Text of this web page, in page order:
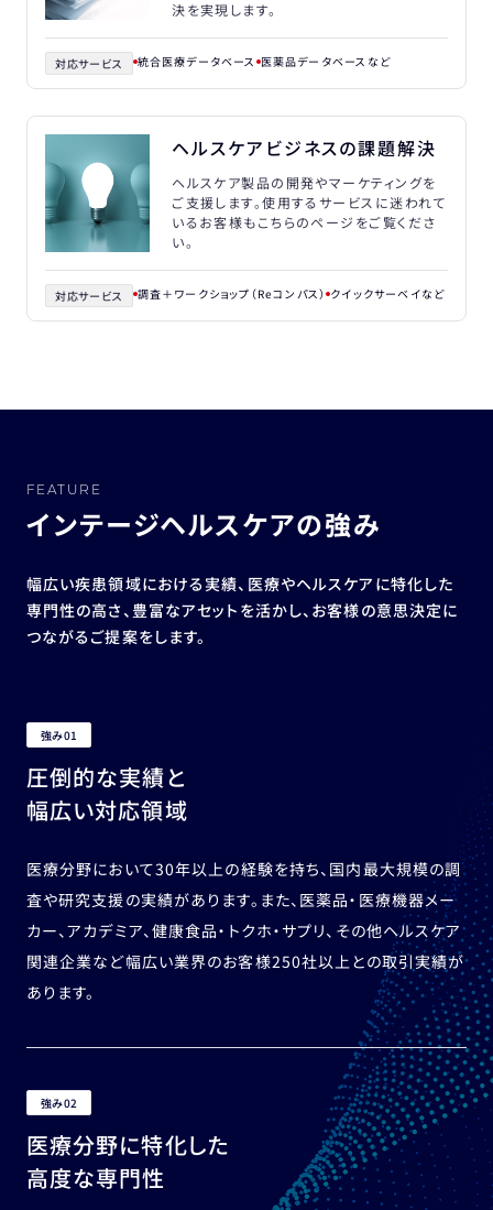
決を実現します。
対応サービス 統合医療データベース 医薬品データベース
ヘルスケアビジネスの課題解決
ヘルスケア製品の開発やマーケティングを
ご支援します。使用するサービスに迷われて
いるお客様もこちらのページをご覧くださ
い。
対応サービス 調査＋ワークショップ（Reコンパス） クイックサーベイ
FEATURE
インテージヘルスケアの強み
幅広い疾患領域における実績、医療やヘルスケアに特化した
専門性の高さ、豊富なアセットを活かし、お客様の意思決定に
つながるご提案をします。
強み01
圧倒的な実績と
幅広い対応領域
医療分野において30年以上の経験を持ち、国内最大規模の調
査や研究支援の実績があります。また、医薬品・医療機器メー
カー、アカデミア、健康食品・トクホ・サプリ、その他ヘルスケア
関連企業など幅広い業界のお客様250社以上との取引実績が
あります。
強み02
医療分野に特化した
高度な専門性